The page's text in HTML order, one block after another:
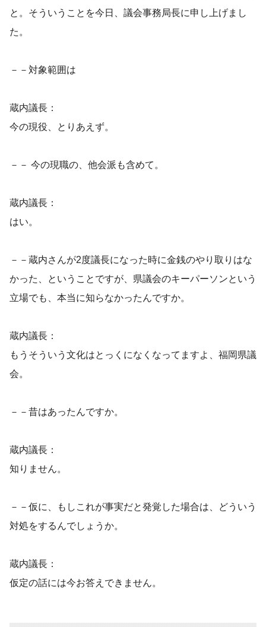
と。そういうことを今日、議会事務局長に申し上げまし
た。
－－対象範囲は
蔵内議長：
今の現役、とりあえず。
－－ 今の現職の、他会派も含めて。
蔵内議長：
はい。
－－蔵内さんが2度議長になった時に金銭のやり取りはな
かった、ということですが、県議会のキーパーソンという
立場でも、本当に知らなかったんですか。
蔵内議長：
もうそういう文化はとっくになくなってますよ、福岡県議
会。
－－昔はあったんですか。
蔵内議長：
知りません。
－－仮に、もしこれが事実だと発覚した場合は、どういう
対処をするんでしょうか。
蔵内議長：
仮定の話には今お答えできません。